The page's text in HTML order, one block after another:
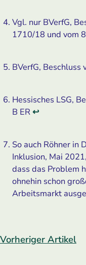
Vgl. nur BVerfG,
1710/18 und vom
BVerfG,
Hessisches LSG,
B ER↩
So auch Röhner in
Inklusion, Mai
dass das Problem
ohnehin schon
Arbeitsmarkt
Vorheriger Artikel